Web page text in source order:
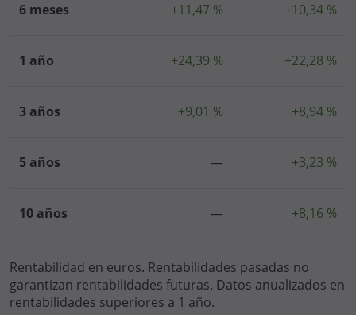
6 meses +11,47 % +10,34 %
1 año +24,39 % +22,28 %
3 años +9,01 % +8,94 %
5 años — +3,23 %
10 años — +8,16 %
Rentabilidad en euros. Rentabilidades pasadas no
garantizan rentabilidades futuras. Datos anualizados en
rentabilidades superiores a 1 año.